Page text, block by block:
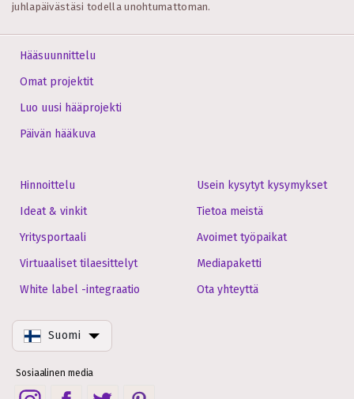
juhlapäivästäsi todella unohtumattoman.
Hääsuunnittelu
Omat projektit
Luo uusi hääprojekti
Päivän hääkuva
Hinnoittelu
Ideat & vinkit
Yritysportaali
Virtuaaliset tilaesittelyt
White label -integraatio
Usein kysytyt kysymykset
Tietoa meistä
Avoimet työpaikat
Mediapaketti
Ota yhteyttä
Suomi
Sosiaalinen media